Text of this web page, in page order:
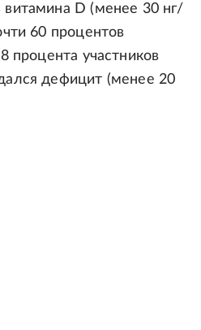
D (менее 30 нг/
60 процентов
процента участников
дефицит (менее 20